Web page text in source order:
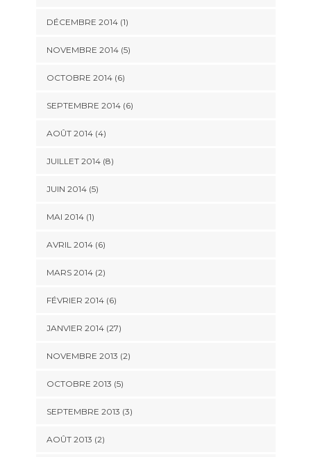
DÉCEMBRE 2014 (1)
NOVEMBRE 2014 (5)
OCTOBRE 2014 (6)
SEPTEMBRE 2014 (6)
AOÛT 2014 (4)
JUILLET 2014 (8)
JUIN 2014 (5)
MAI 2014 (1)
AVRIL 2014 (6)
MARS 2014 (2)
FÉVRIER 2014 (6)
JANVIER 2014 (27)
NOVEMBRE 2013 (2)
OCTOBRE 2013 (5)
SEPTEMBRE 2013 (3)
AOÛT 2013 (2)